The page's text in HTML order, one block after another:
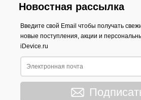
Новостная рассылка
Введите свой Email чтобы получать
новые поступления, акции и
iDevice.ru